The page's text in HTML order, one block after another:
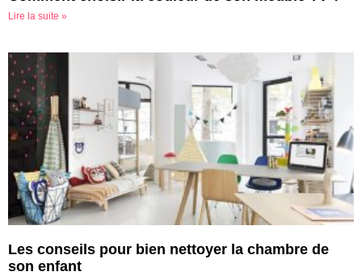
Lire la suite »
Les conseils pour bien nettoyer la chambre de
son enfant